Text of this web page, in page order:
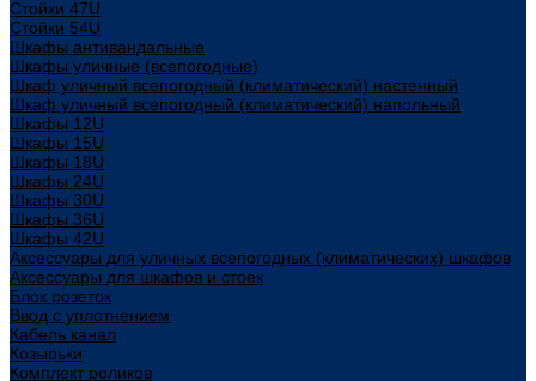
Стойки 47U
Стойки 54U
Шкафы антивандальные
Шкафы уличные (всепогодные)
Шкаф уличный всепогодный (климатический) настенный
Шкаф уличный всепогодный (климатический) напольный
Шкафы 12U
Шкафы 15U
Шкафы 18U
Шкафы 24U
Шкафы 30U
Шкафы 36U
Шкафы 42U
Аксессуары для уличных всепогодных (климатических) шкафов
Аксессуары для шкафов и стоек
Блок розеток
Ввод с уплотнением
Кабель канал
Козырьки
Комплект роликов